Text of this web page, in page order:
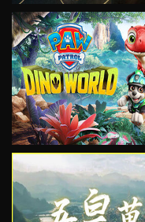
VIEW
VIEW